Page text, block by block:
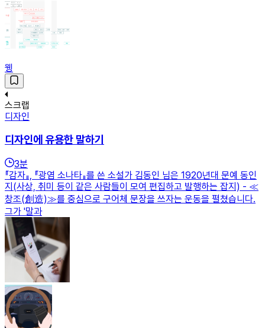
웽
스크랩
디자인
디자인에 유용한 말하기
3분
『감자』, 『광염 소나타』를 쓴 소설가 김동인 님은 1920년대 문예 동인
지(사상, 취미 등이 같은 사람들이 모여 편집하고 발행하는 잡지) - ≪
창조(創造)≫를 중심으로 구어체 문장을 쓰자는 운동을 펼쳤습니다.
그가 '말과